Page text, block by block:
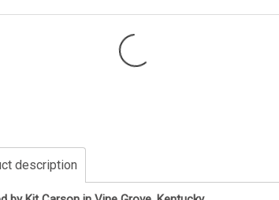
description